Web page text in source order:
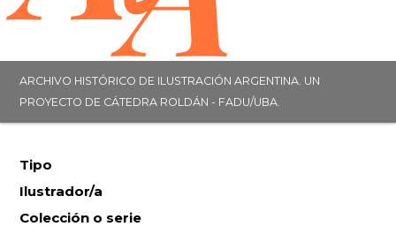
ARCHIVO HISTÓRICO DE ILUSTRACIÓN ARGENTINA. UN
PROYECTO DE CÁTEDRA ROLDÁN - FADU/UBA.
Tipo
Ilustrador/a
Colección o serie